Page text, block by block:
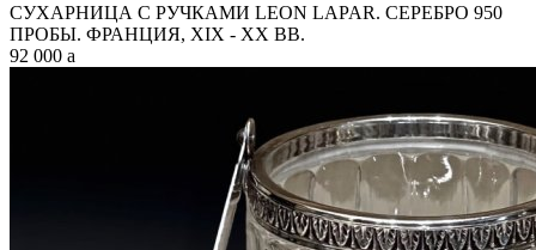
СУХАРНИЦА С РУЧКАМИ LEON LAPAR. СЕРЕБРО 950
ПРОБЫ. ФРАНЦИЯ, XIX - XX ВВ.
92 000 a